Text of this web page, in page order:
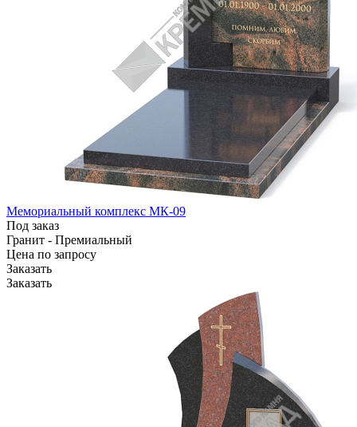
Мемориальный комплекс МК-09
Под заказ
Гранит - Премиальный
Цена по запросу
Заказать
Заказать